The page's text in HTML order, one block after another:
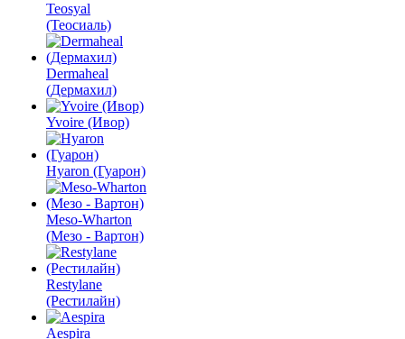
Teosyal
(Теосиаль)
Dermaheal
(Дермахил)
Yvoire (Ивор)
Hyaron (Гуарон)
Meso-Wharton
(Мезо - Вартон)
Restylane
(Рестилайн)
Aespira